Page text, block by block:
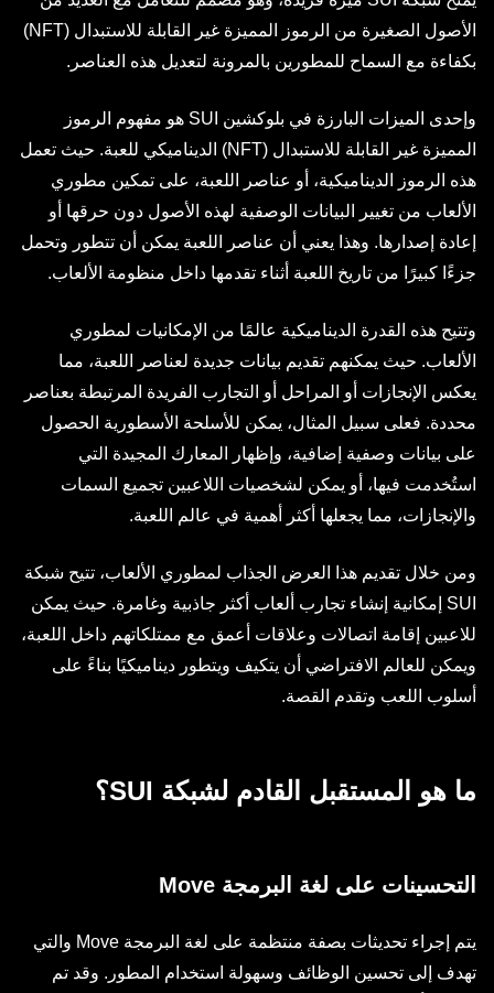
الأصول الصغيرة من الرموز المميزة غير القابلة للاستبدال (NFT)
بكفاءة مع السماح للمطورين بالمرونة لتعديل هذه العناصر.
وإحدى الميزات البارزة في بلوكشين SUI هو مفهوم الرموز
المميزة غير القابلة للاستبدال (NFT) الديناميكي للعبة. حيث تعمل
هذه الرموز الديناميكية، أو عناصر اللعبة، على تمكين مطوري
الألعاب من تغيير البيانات الوصفية لهذه الأصول دون حرقها أو
إعادة إصدارها. وهذا يعني أن عناصر اللعبة يمكن أن تتطور وتحمل
جزءًا كبيرًا من تاريخ اللعبة أثناء تقدمها داخل منظومة الألعاب.
وتتيح هذه القدرة الديناميكية عالمًا من الإمكانيات لمطوري
الألعاب. حيث يمكنهم تقديم بيانات جديدة لعناصر اللعبة، مما
يعكس الإنجازات أو المراحل أو التجارب الفريدة المرتبطة بعناصر
محددة. فعلى سبيل المثال، يمكن للأسلحة الأسطورية الحصول
على بيانات وصفية إضافية، وإظهار المعارك المجيدة التي
استُخدمت فيها، أو يمكن لشخصيات اللاعبين تجميع السمات
والإنجازات، مما يجعلها أكثر أهمية في عالم اللعبة.
ومن خلال تقديم هذا العرض الجذاب لمطوري الألعاب، تتيح شبكة
SUI إمكانية إنشاء تجارب ألعاب أكثر جاذبية وغامرة. حيث يمكن
للاعبين إقامة اتصالات وعلاقات أعمق مع ممتلكاتهم داخل اللعبة،
ويمكن للعالم الافتراضي أن يتكيف ويتطور ديناميكيًا بناءً على
أسلوب اللعب وتقدم القصة.
ما هو المستقبل القادم لشبكة SUI؟
التحسينات على لغة البرمجة Move
يتم إجراء تحديثات بصفة منتظمة على لغة البرمجة Move والتي
تهدف إلى تحسين الوظائف وسهولة استخدام المطور. وقد تم